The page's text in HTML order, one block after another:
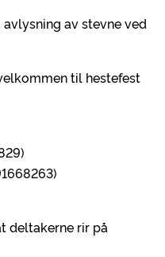
av stevne ved
til hestefest
deltakerne rir på